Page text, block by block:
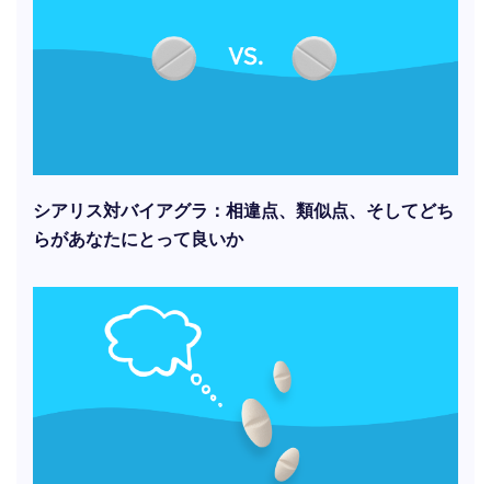
シアリス対バイアグラ：相違点、類似点、そしてどち
らがあなたにとって良いか